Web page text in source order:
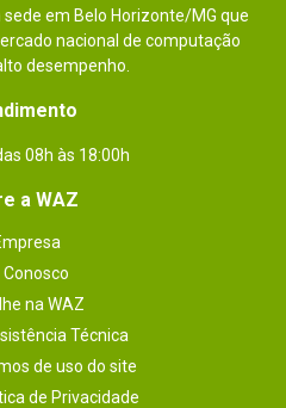
em Belo Horizonte/MG que
nacional de computação
desempenho.
08h às 18:00h
a WAZ
Conosco
na WAZ
Técnica
de uso do site
de Privacidade